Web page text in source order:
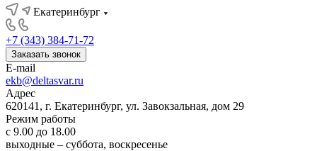
Екатеринбург
+7 (343) 384-71-72
Заказать звонок
E-mail
ekb@deltasvar.ru
Адрес
620141, г. Екатеринбург, ул. Завокзальная, дом 29
Режим работы
с 9.00 до 18.00
выходные – суббота, воскресенье